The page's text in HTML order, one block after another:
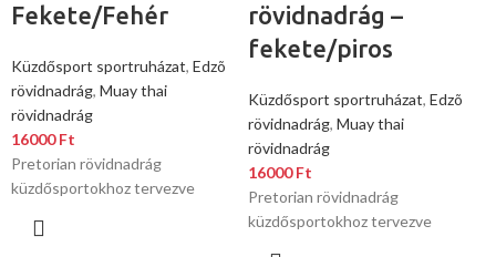
Fekete/Fehér
Küzdősport sportruházat, Edzõ
rövidnadrág, Muay thai
rövidnadrág
16000Ft
Pretorian rövidnadrág
küzdősportokhoz tervezve
rövidnadrág –
fekete/piros
Küzdősport sportruházat, Edzõ
rövidnadrág, Muay thai
rövidnadrág
16000Ft
Pretorian rövidnadrág
küzdősportokhoz tervezve